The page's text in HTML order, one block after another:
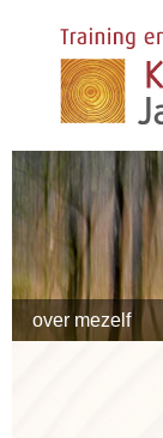
over mezelf